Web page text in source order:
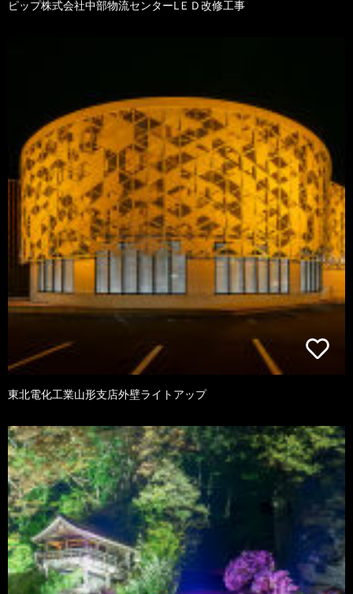
ピップ株式会社中部物流センターLＥＤ改修工事
東北電化工業山形支店外壁ライトアップ